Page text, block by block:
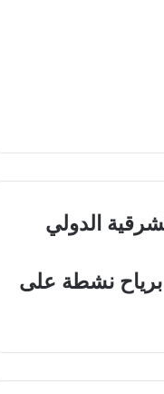
الدولي
برياح نشطة على